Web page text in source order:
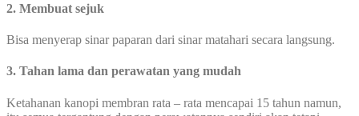
2. Membuat sejuk
Bisa menyerap sinar paparan dari sinar matahari secara langsung.
3. Tahan lama dan perawatan yang mudah
Ketahanan kanopi membran rata – rata mencapai 15 tahun namun,